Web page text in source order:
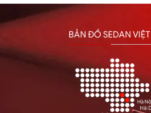
BẢN ĐỒ SEDAN VIỆT